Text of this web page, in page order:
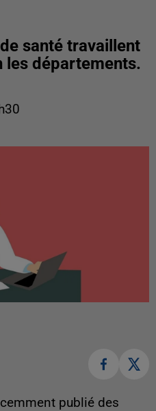
santé travaillent
les départements.
publié des